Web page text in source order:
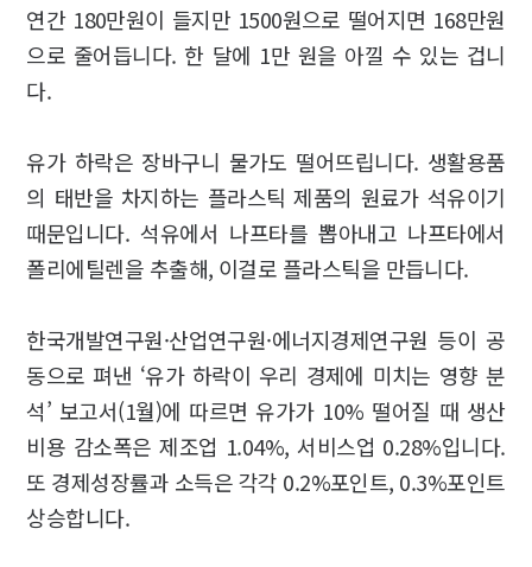
연간 180만원이 들지만 1500원으로 떨어지면 168만원
으로 줄어듭니다. 한 달에 1만 원을 아낄 수 있는 겁니
다.
유가 하락은 장바구니 물가도 떨어뜨립니다. 생활용품
의 태반을 차지하는 플라스틱 제품의 원료가 석유이기
때문입니다. 석유에서 나프타를 뽑아내고 나프타에서
폴리에틸렌을 추출해, 이걸로 플라스틱을 만듭니다.
한국개발연구원·산업연구원·에너지경제연구원 등이 공
동으로 펴낸 ‘유가 하락이 우리 경제에 미치는 영향 분
석’ 보고서(1월)에 따르면 유가가 10% 떨어질 때 생산
비용 감소폭은 제조업 1.04%, 서비스업 0.28%입니다.
또 경제성장률과 소득은 각각 0.2%포인트, 0.3%포인트
상승합니다.